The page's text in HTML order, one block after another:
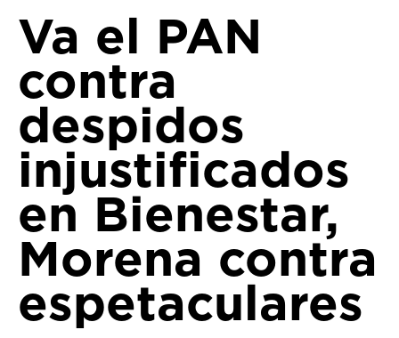
Va el PAN
contra
despidos
injustificados
en Bienestar,
Morena contra
espetaculares